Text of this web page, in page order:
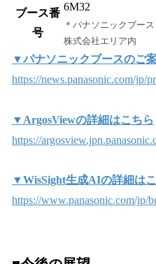
ブース番
号
6M32
＊パナソニックブー
株式会社エリア内
▼パナソニックブースのご
https://news.panasonic.com/jp/
▼ArgosViewの詳細はこちら
https://
▼WisSight生成AIの詳細は
https://www.panasonic.com/jp/